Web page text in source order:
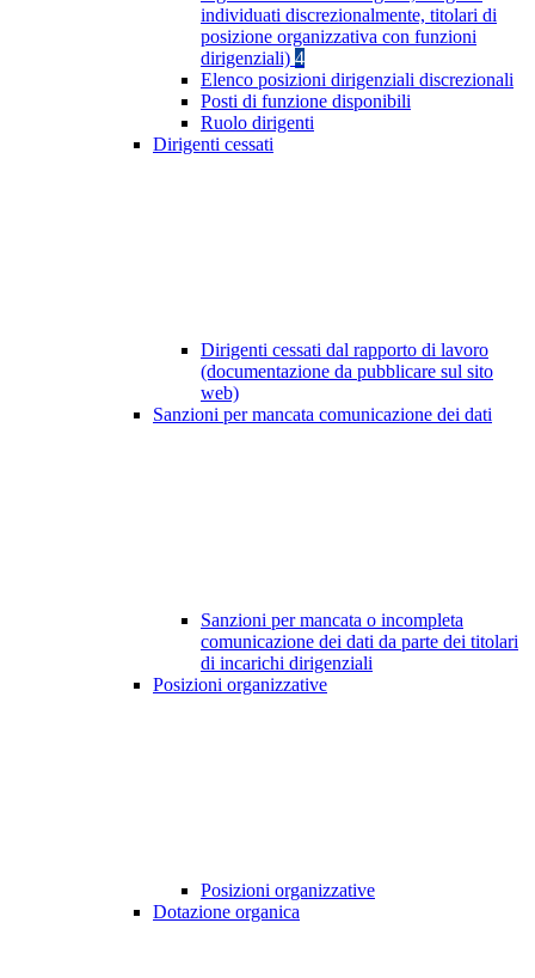
individuati discrezionalmente, titolari di
posizione organizzativa con funzioni
dirigenziali) 4
Elenco posizioni dirigenziali discrezionali
Posti di funzione disponibili
Ruolo dirigenti
Dirigenti cessati
Dirigenti cessati dal rapporto di lavoro
(documentazione da pubblicare sul sito
web)
Sanzioni per mancata comunicazione dei dati
Sanzioni per mancata o incompleta
comunicazione dei dati da parte dei titolari
di incarichi dirigenziali
Posizioni organizzative
Posizioni organizzative
Dotazione organica